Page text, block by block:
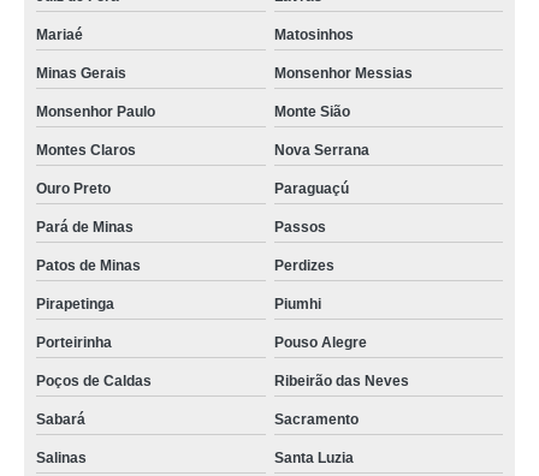
Mariaé Matosinhos
Minas Gerais Monsenhor Messias
Monsenhor Paulo Monte Sião
Montes Claros Nova Serrana
Ouro Preto Paraguaçú
Pará de Minas Passos
Patos de Minas Perdizes
Pirapetinga Piumhi
Porteirinha Pouso Alegre
Poços de Caldas Ribeirão das Neves
Sabará Sacramento
Salinas Santa Luzia